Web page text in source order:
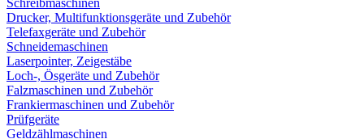
Schreibmaschinen
Drucker, Multifunktionsgeräte und Zubehör
Telefaxgeräte und Zubehör
Schneidemaschinen
Laserpointer, Zeigestäbe
Loch-, Ösgeräte und Zubehör
Falzmaschinen und Zubehör
Frankiermaschinen und Zubehör
Prüfgeräte
Geldzählmaschinen